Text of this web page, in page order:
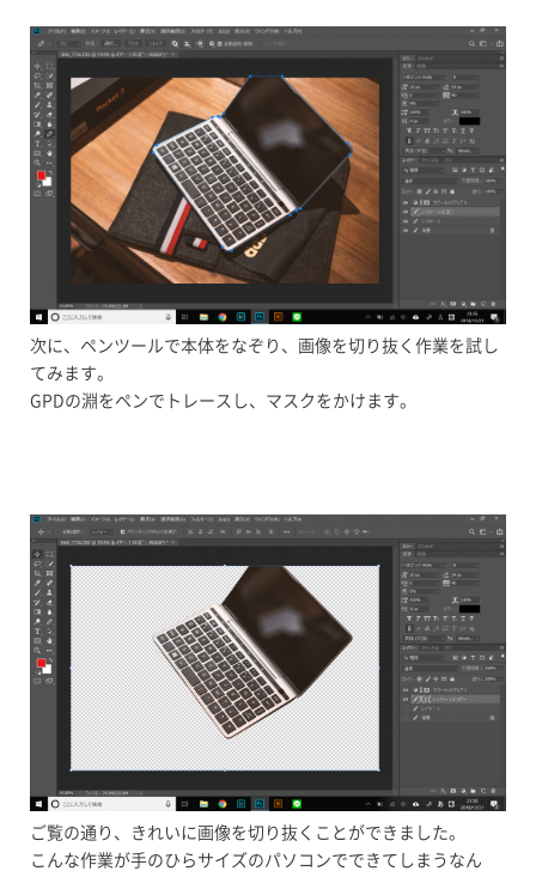
次に、ペンツールで本体をなぞり、画像を切り抜く作業を試し
てみます。
GPDの淵をペンでトレースし、マスクをかけます。
ご覧の通り、きれいに画像を切り抜くことができました。
こんな作業が手のひらサイズのパソコンでできてしまうなん